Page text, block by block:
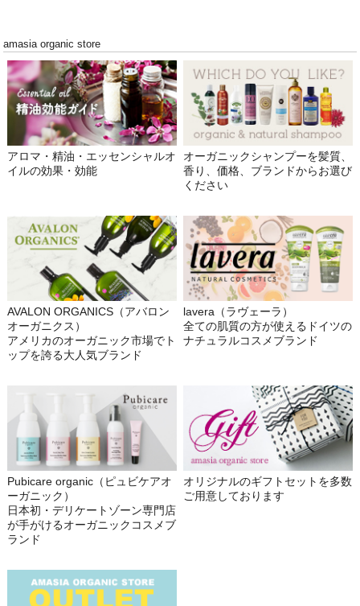
amasia organic store
アロマ・精油・エッセンシャルオ
イルの効果・効能
オーガニックシャンプーを髪質、
香り、価格、ブランドからお選び
ください
AVALON ORGANICS（アバロン
オーガニクス）
アメリカのオーガニック市場でト
ップを誇る大人気ブランド
lavera（ラヴェーラ）
全ての肌質の方が使えるドイツの
ナチュラルコスメブランド
Pubicare organic（ピュビケアオ
ーガニック）
日本初・デリケートゾーン専門店
が手がけるオーガニックコスメブ
ランド
オリジナルのギフトセットを多数
ご用意しております